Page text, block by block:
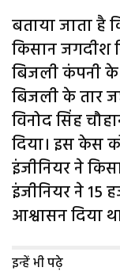
बताया जाता है
किसान जगदीश
बिजली कंपनी के
बिजली के तार
विनोद सिंह
दिया। इस केस
इंजीनियर ने
इंजीनियर ने
आश्वासन दिया
इन्हें भी पढ़े